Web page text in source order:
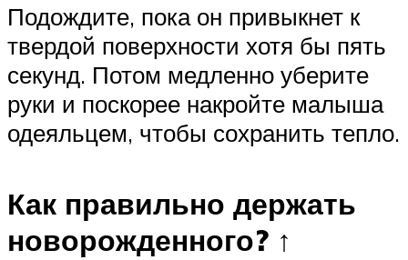
Подождите, пока он привыкнет к
твердой поверхности хотя бы пять
секунд. Потом медленно уберите
руки и поскорее накройте малыша
одеяльцем, чтобы сохранить тепло.
Как правильно держать
новорожденного? ↑